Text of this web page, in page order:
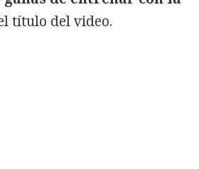
título del video.